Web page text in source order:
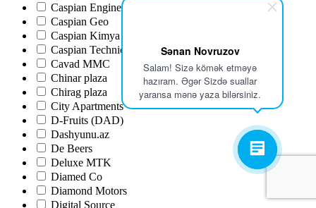
Sənan Novruzov
Salam! Sizə kömək etməyə
hazıram. Əgər Sizdə suallar
yaransa mənə yaza bilərsiniz.
Caspian Engineering Solutions
Caspian Geo
Caspian Kimya
Caspian Technical and Logistical Services
Cavad MMC
Chinar plaza
Chirag plaza
City Apartments
D-Fruits (DAD)
Dashyunu.az
De Beers
Deluxe MTK
Diamed Co
Diamond Motors
Digital Source